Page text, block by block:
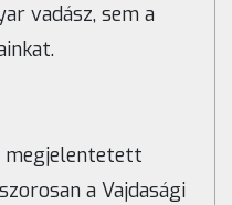
vadász, sem a
megjelentetett
a Vajdasági